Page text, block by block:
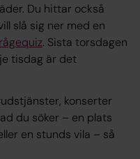
Du hittar också
slå sig ner med en
. Sista torsdagen
tisdag är det
konserter
du söker – en plats
en stunds vila – så